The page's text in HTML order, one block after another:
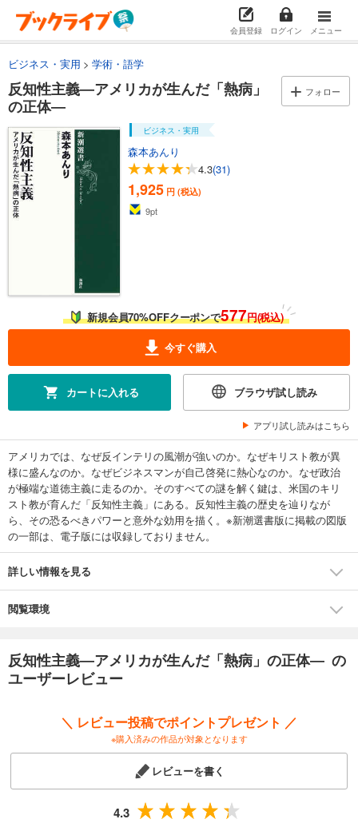
会員登録 ログイン メニュー
ビジネス・実用 学術・語学
反知性主義―アメリカが生んだ「熱病」
の正体―
フォロー
ビジネス・実用
森本あんり
4.3(31)
1,925 円 (税込)
9pt
新規会員70%OFFクーポンで577円(税込)
今すぐ購入
カートに入れる ブラウザ試し読み
アプリ試し読みはこちら
アメリカでは、なぜ反インテリの風潮が強いのか。なぜキリスト教が異
様に盛んなのか。なぜビジネスマンが自己啓発に熱心なのか。なぜ政治
が極端な道徳主義に走るのか。そのすべての謎を解く鍵は、米国のキリ
スト教が育んだ「反知性主義」にある。反知性主義の歴史を辿りなが
ら、その恐るべきパワーと意外な効用を描く。※新潮選書版に掲載の図版
の一部は、電子版には収録しておりません。
詳しい情報を見る
閲覧環境
反知性主義―アメリカが生んだ「熱病」の正体― の
ユーザーレビュー
＼ レビュー投稿でポイントプレゼント ／
※購入済みの作品が対象となります
レビューを書く
4.3